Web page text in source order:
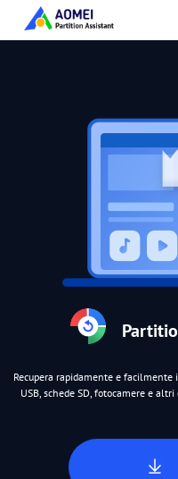
Recupera rapidamente e
USB, schede SD, fotocamere e